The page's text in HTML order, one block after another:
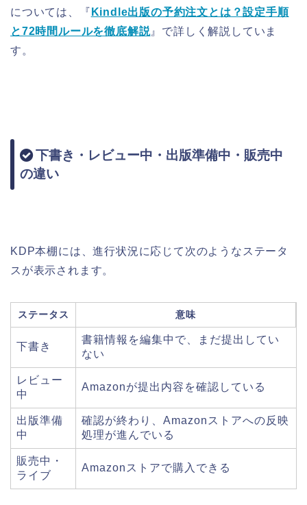
については、『 Kindle出版の予約注文とは？設定手順
と72時間ルールを徹底解説』で詳しく解説していま
す。
下書き・レビュー中・出版準備中・販売中
の違い
KDP本棚には、進行状況に応じて次のようなステータ
スが表示されます。
ステータス 意味
下書き
書籍情報を編集中で、まだ提出してい
ない
レビュー
中
Amazonが提出内容を確認している
出版準備
中
確認が終わり、Amazonストアへの反映
処理が進んでいる
販売中・
ライブ
Amazonストアで購入できる